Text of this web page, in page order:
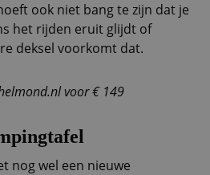
ook niet bang te zijn dat je
het rijden eruit glijdt of
deksel voorkomt dat.
voor € 149
nog wel een nieuwe